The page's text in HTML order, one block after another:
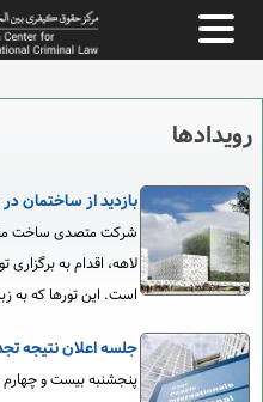
رویدادها
بازدید از ساختمان
شرکت متصدی ساخت
لاهه، اقدام به برگزاری
است. این تورها که به
جلسه اعلان نتیجه